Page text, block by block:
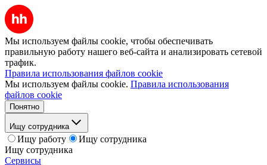
Мы используем файлы cookie, чтобы обеспечивать
правильную работу нашего веб-сайта и анализировать сетевой
трафик.
Правила использования файлов cookie
Мы используем файлы cookie. Правила использования
файлов cookie
Понятно
Ищу сотрудника
Ищу работу
Ищу сотрудника
Ищу сотрудника
Сервисы